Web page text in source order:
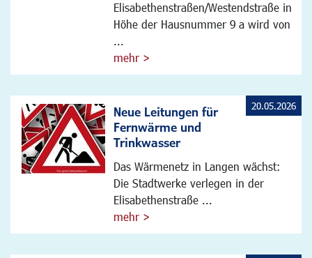
Elisabethenstraßen/Westendstraße in
Höhe der Hausnummer 9 a wird von
...
mehr >
Neue Leitungen für
Fernwärme und
Trinkwasser
Das Wärmenetz in Langen wächst:
Die Stadtwerke verlegen in der
Elisabethenstraße ...
mehr >
20.05.2026